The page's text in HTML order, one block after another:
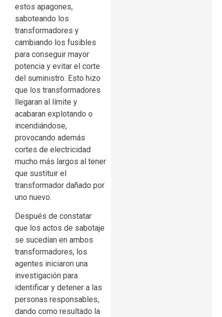
estos apagones,
saboteando los
transformadores y
cambiando los fusibles
para conseguir mayor
potencia y evitar el corte
del suministro. Esto hizo
que los transformadores
llegaran al límite y
acabaran explotando o
incendiándose,
provocando además
cortes de electricidad
mucho más largos al tener
que sustituir el
transformador dañado por
uno nuevo.
Después de constatar
que los actos de sabotaje
se sucedían en ambos
transformadores, los
agentes iniciaron una
investigación para
identificar y detener a las
personas responsables,
dando como resultado la